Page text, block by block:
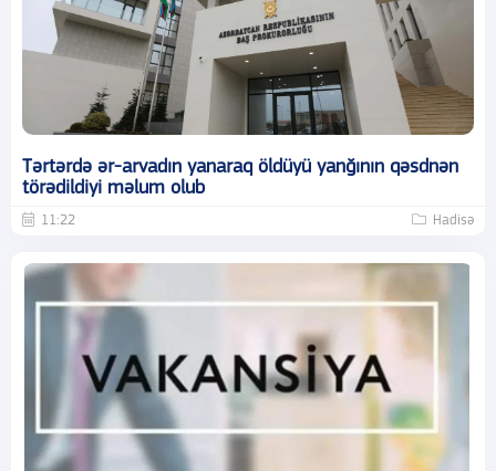
Tərtərdə ər-arvadın yanaraq öldüyü yanğının qəsdnən
törədildiyi məlum olub
11:22 Hadisə